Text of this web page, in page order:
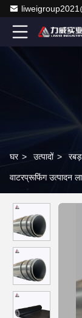
घर > उत्पादों >
वाटरप्रूफिंग उत्पादन